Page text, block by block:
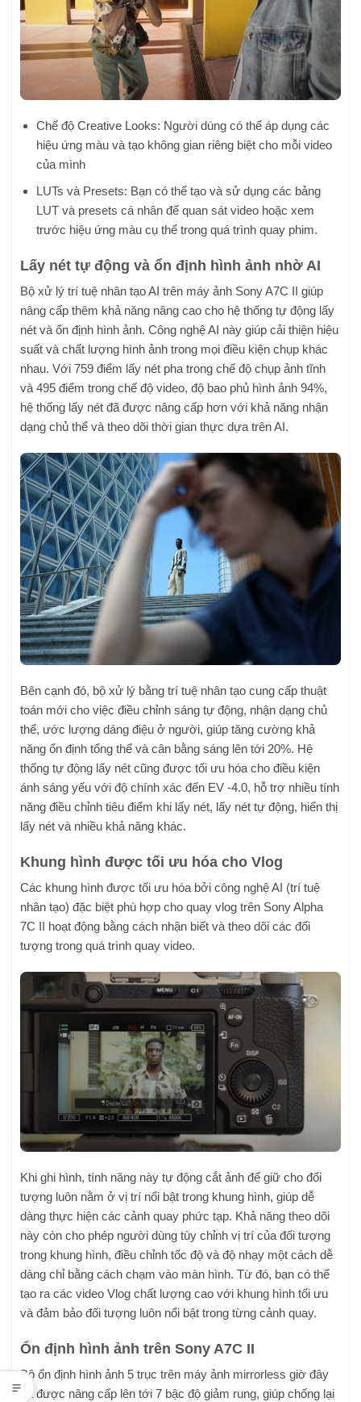
Chế độ Creative Looks: Người dùng có thể áp dụng các
hiệu ứng màu và tạo không gian riêng biệt cho mỗi video
của mình
LUTs và Presets: Bạn có thể tạo và sử dụng các bảng
LUT và presets cá nhân để quan sát video hoặc xem
trước hiệu ứng màu cụ thể trong quá trình quay phim.
Lấy nét tự động và ổn định hình ảnh nhờ AI
Bộ xử lý trí tuệ nhân tạo AI trên máy ảnh Sony A7C II giúp
nâng cấp thêm khả năng nâng cao cho hệ thống tự động lấy
nét và ổn định hình ảnh. Công nghệ AI này giúp cải thiện hiệu
suất và chất lượng hình ảnh trong mọi điều kiện chụp khác
nhau. Với 759 điểm lấy nét pha trong chế độ chụp ảnh tĩnh
và 495 điểm trong chế độ video, độ bao phủ hình ảnh 94%,
hệ thống lấy nét đã được nâng cấp hơn với khả năng nhận
dạng chủ thể và theo dõi thời gian thực dựa trên AI.
Bên cạnh đó, bộ xử lý bằng trí tuệ nhân tạo cung cấp thuật
toán mới cho việc điều chỉnh sáng tự động, nhận dạng chủ
thể, ước lượng dáng điệu ở người, giúp tăng cường khả
năng ổn định tổng thể và cân bằng sáng lên tới 20%. Hệ
thống tự động lấy nét cũng được tối ưu hóa cho điều kiện
ánh sáng yếu với độ chính xác đến EV -4.0, hỗ trợ nhiều tính
năng điều chỉnh tiêu điểm khi lấy nét, lấy nét tự động, hiển thị
lấy nét và nhiều khả năng khác.
Khung hình được tối ưu hóa cho Vlog
Các khung hình được tối ưu hóa bởi công nghệ AI (trí tuệ
nhân tạo) đặc biệt phù hợp cho quay vlog trên Sony Alpha
7C II hoạt động bằng cách nhận biết và theo dõi các đối
tượng trong quá trình quay video.
Khi ghi hình, tính năng này tự động cắt ảnh để giữ cho đối
tượng luôn nằm ở vị trí nổi bật trong khung hình, giúp dễ
dàng thực hiện các cảnh quay phức tạp. Khả năng theo dõi
này còn cho phép người dùng tùy chỉnh vị trí của đối tượng
trong khung hình, điều chỉnh tốc độ và độ nhạy một cách dễ
dàng chỉ bằng cách chạm vào màn hình. Từ đó, bạn có thể
tạo ra các video Vlog chất lượng cao với khung hình tối ưu
và đảm bảo đối tượng luôn nổi bật trong từng cảnh quay.
Ổn định hình ảnh trên Sony A7C II
Bộ ổn định hình ảnh 5 trục trên máy ảnh mirrorless giờ đây
đã được nâng cấp lên tới 7 bậc độ giảm rung, giúp chống lại